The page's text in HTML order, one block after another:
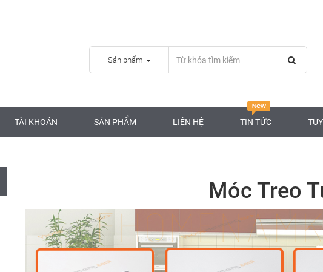
Sản phẩm
TÀI KHOẢN SẢN PHẨM LIÊN HỆ TIN TỨC
Móc Treo